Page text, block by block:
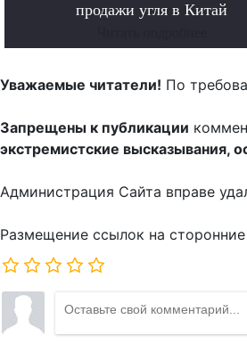
продажи угля в Китай
Уважаемые читатели! По
Запрещены к публикации
экстремистские высказывания,
Администрация Сайта вправе
Размещение ссылок на